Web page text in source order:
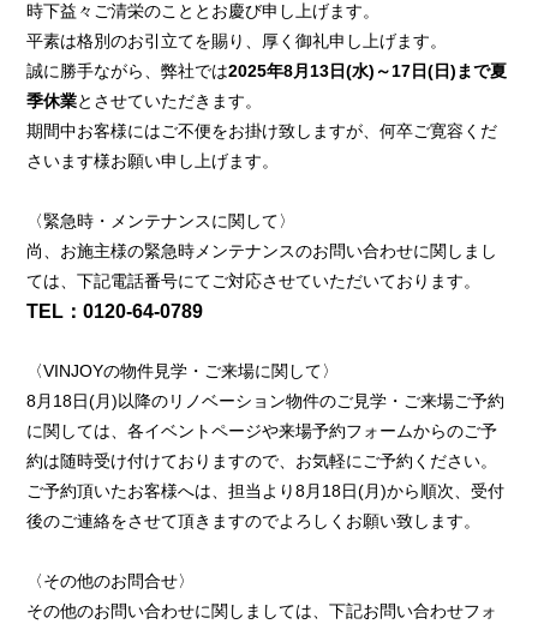
時下益々ご清栄のこととお慶び申し上げます。
平素は格別のお引立てを賜り、厚く御礼申し上げます。
誠に勝手ながら、弊社では2025年8月13日(水)～17日(日)まで夏
季休業とさせていただきます。
期間中お客様にはご不便をお掛け致しますが、何卒ご寛容くだ
さいます様お願い申し上げます。
〈緊急時・メンテナンスに関して〉
尚、お施主様の緊急時メンテナンスのお問い合わせに関しまし
ては、下記電話番号にてご対応させていただいております。
TEL：0120-64-0789
〈VINJOYの物件見学・ご来場に関して〉
8月18日(月)以降のリノベーション物件のご見学・ご来場ご予約
に関しては、各イベントページや来場予約フォームからのご予
約は随時受け付けておりますので、お気軽にご予約ください。
ご予約頂いたお客様へは、担当より8月18日(月)から順次、受付
後のご連絡をさせて頂きますのでよろしくお願い致します。
〈その他のお問合せ〉
その他のお問い合わせに関しましては、下記お問い合わせフォ